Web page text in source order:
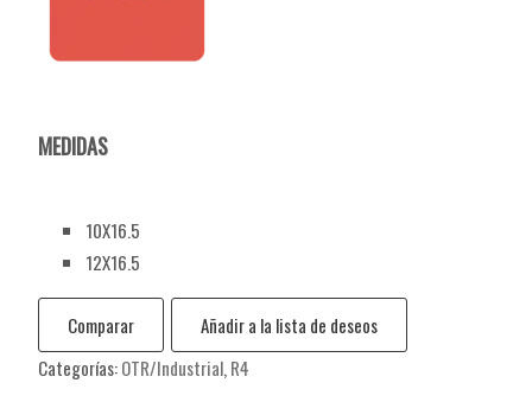
MEDIDAS
10X16.5
12X16.5
Comparar
Añadir a la lista de deseos
Categorías:OTR/Industrial, R4